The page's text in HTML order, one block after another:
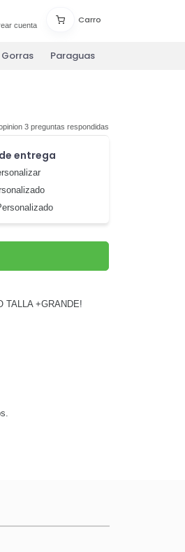
cuenta
Carro
Gorras Paraguas
3 preguntas respondidas
entrega
TALLA +GRANDE!